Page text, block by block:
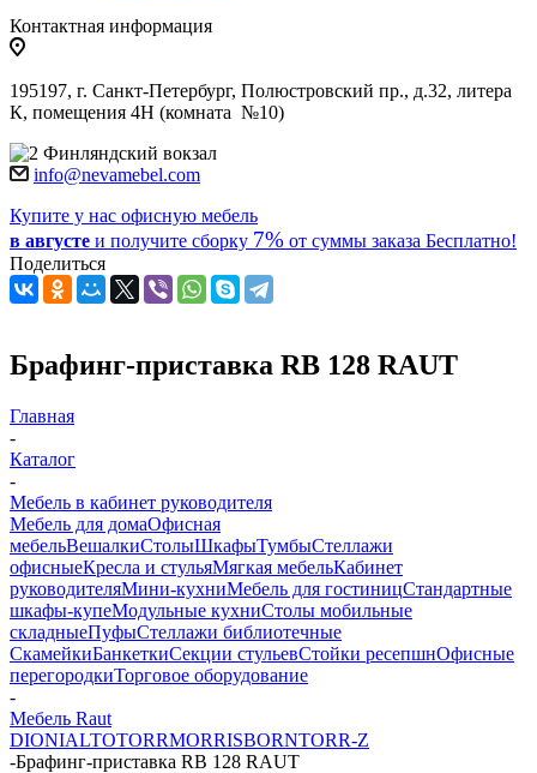
Контактная информация
195197, г. Санкт-Петербург, Полюстровский пр., д.32, литера
К, помещения 4Н (комната №10)
Финляндский вокзал
info@nevamebel.com
Купите у нас офисную мебель
в августе и получите сборку 7% от суммы заказа Бесплатно!
Поделиться
Брафинг-приставка RB 128 RAUT
Главная
-
Каталог
-
Мебель в кабинет руководителя
Мебель для домаОфисная
мебельВешалкиСтолыШкафыТумбыСтеллажи
офисныеКресла и стульяМягкая мебельКабинет
руководителяМини-кухниМебель для гостиницСтандартные
шкафы-купеМодульные кухниСтолы мобильные
складныеПуфыСтеллажи библиотечные
СкамейкиБанкеткиСекции стульевСтойки ресепшнОфисные
перегородкиТорговое оборудование
-
Мебель Raut
DIONIALTOTORRMORRISBORNTORR-Z
-Брафинг-приставка RB 128 RAUT